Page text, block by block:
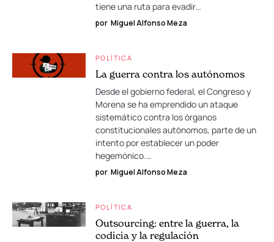
tiene una ruta para evadir…
por Miguel Alfonso Meza
POLÍTICA
La guerra contra los autónomos
Desde el gobierno federal, el Congreso y
Morena se ha emprendido un ataque
sistemático contra los órganos
constitucionales autónomos, parte de un
intento por establecer un poder
hegemónico.…
por Miguel Alfonso Meza
POLÍTICA
Outsourcing: entre la guerra, la
codicia y la regulación